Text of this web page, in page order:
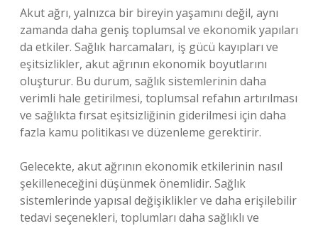
Akut ağrı, yalnızca bir bireyin yaşamını değil, aynı
zamanda daha geniş toplumsal ve ekonomik yapıları
da etkiler. Sağlık harcamaları, iş gücü kayıpları ve
eşitsizlikler, akut ağrının ekonomik boyutlarını
oluşturur. Bu durum, sağlık sistemlerinin daha
verimli hale getirilmesi, toplumsal refahın artırılması
ve sağlıkta fırsat eşitsizliğinin giderilmesi için daha
fazla kamu politikası ve düzenleme gerektirir.
Gelecekte, akut ağrının ekonomik etkilerinin nasıl
şekilleneceğini düşünmek önemlidir. Sağlık
sistemlerinde yapısal değişiklikler ve daha erişilebilir
tedavi seçenekleri, toplumları daha sağlıklı ve